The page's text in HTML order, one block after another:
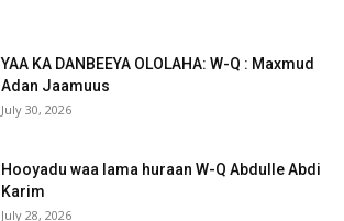
YAA KA DANBEEYA OLOLAHA: W-Q : Maxmud
Adan Jaamuus
July 30, 2026
Hooyadu waa lama huraan W-Q Abdulle Abdi
Karim
July 28, 2026